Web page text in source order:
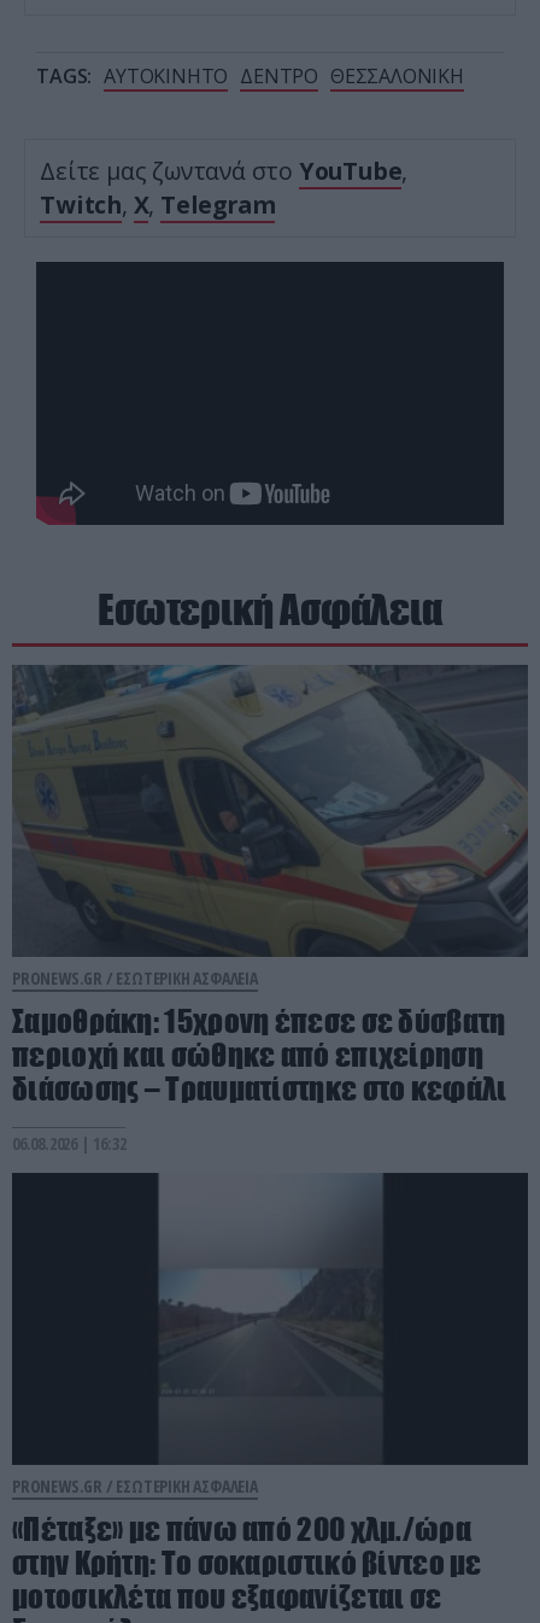
TAGS: ΑΥΤΟΚΙΝΗΤΟ ΔΕΝΤΡΟ ΘΕΣΣΑΛΟΝΙΚΗ
Δείτε μας ζωντανά στο YouTube,
Twitch, X, Telegram
Εσωτερική Ασφάλεια
PRONEWS.GR / ΕΣΩΤΕΡΙΚΗ ΑΣΦΑΛΕΙΑ
Σαμοθράκη: 15χρονη έπεσε σε δύσβατη
περιοχή και σώθηκε από επιχείρηση
διάσωσης – Τραυματίστηκε στο κεφάλι
06.08.2026 | 16:32
PRONEWS.GR / ΕΣΩΤΕΡΙΚΗ ΑΣΦΑΛΕΙΑ
«Πέταξε» με πάνω από 200 χλμ./ώρα
στην Κρήτη: Το σοκαριστικό βίντεο με
μοτοσικλέτα που εξαφανίζεται σε